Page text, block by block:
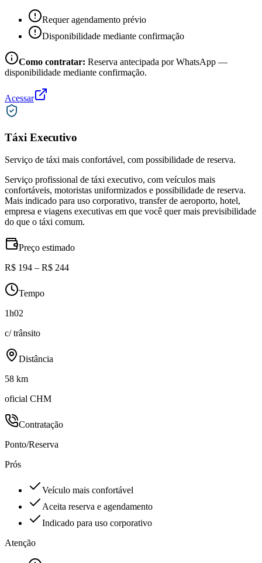
Requer agendamento prévio
Disponibilidade mediante confirmação
Como contratar: Reserva antecipada por WhatsApp —
disponibilidade mediante confirmação.
Acessar
Táxi Executivo
Serviço de táxi mais confortável, com possibilidade de reserva.
Serviço profissional de táxi executivo, com veículos mais
confortáveis, motoristas uniformizados e possibilidade de reserva.
Mais indicado para uso corporativo, transfer de aeroporto, hotel,
empresa e viagens executivas em que você quer mais previsibilidade
do que o táxi comum.
Preço estimado
R$ 194 – R$ 244
Tempo
1h02
c/ trânsito
Distância
58 km
oficial CHM
Contratação
Ponto/Reserva
Prós
Veículo mais confortável
Aceita reserva e agendamento
Indicado para uso corporativo
Atenção